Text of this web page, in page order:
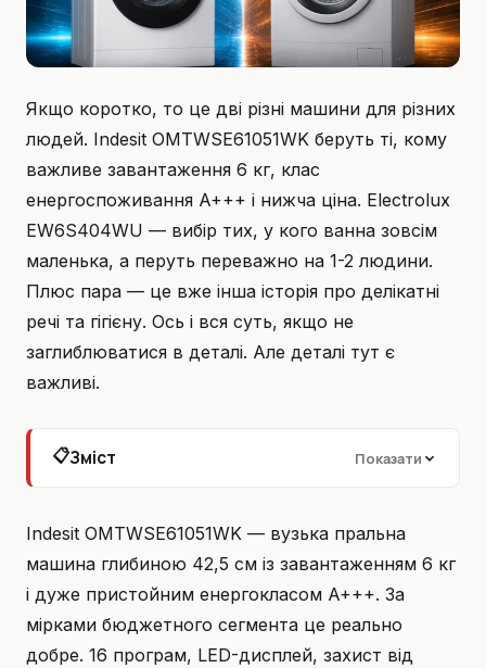
Якщо коротко, то це дві різні машини для різних
людей. Indesit OMTWSE61051WK беруть ті, кому
важливе завантаження 6 кг, клас
енергоспоживання A+++ і нижча ціна. Electrolux
EW6S404WU — вибір тих, у кого ванна зовсім
маленька, а перуть переважно на 1-2 людини.
Плюс пара — це вже інша історія про делікатні
речі та гігієну. Ось і вся суть, якщо не
заглиблюватися в деталі. Але деталі тут є
важливі.
📋Зміст Показати
Indesit OMTWSE61051WK — вузька пральна
машина глибиною 42,5 см із завантаженням 6 кг
і дуже пристойним енергокласом A+++. За
мірками бюджетного сегмента це реально
добре. 16 програм, LED-дисплей, захист від